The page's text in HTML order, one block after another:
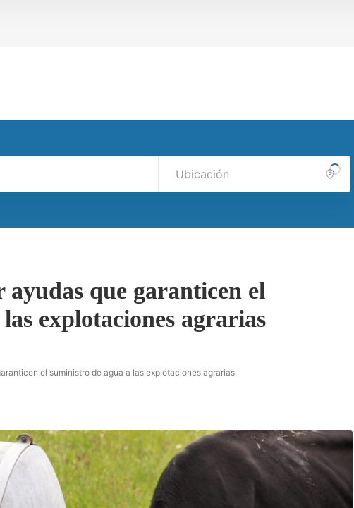
que garanticen el
explotaciones agrarias
el suministro de agua a las explotaciones agrarias